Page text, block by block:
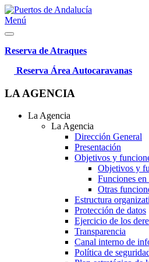
Menú
Reserva de Atraques
Reserva Área Autocaravanas
LA AGENCIA
La Agencia
La Agencia
Dirección General
Presentación
Objetivos y
Objetivos y
Funciones en
Otras
Estructura
Protección de datos
Ejercicio de los
Transparencia
Canal interno de
Política de